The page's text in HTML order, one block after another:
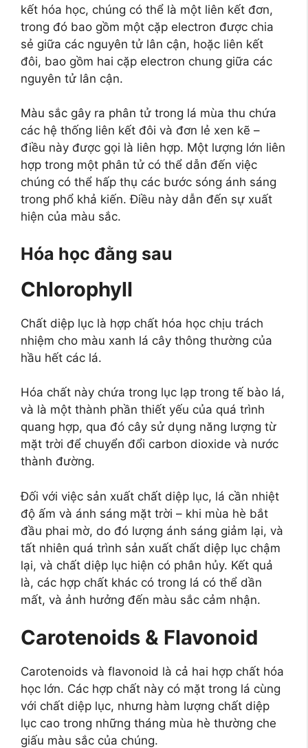
kết hóa học, chúng có thể là một liên kết đơn,
trong đó bao gồm một cặp electron được chia
sẻ giữa các nguyên tử lân cận, hoặc liên kết
đôi, bao gồm hai cặp electron chung giữa các
nguyên tử lân cận.
Màu sắc gây ra phân tử trong lá mùa thu chứa
các hệ thống liên kết đôi và đơn lẻ xen kẽ –
điều này được gọi là liên hợp. Một lượng lớn liên
hợp trong một phân tử có thể dẫn đến việc
chúng có thể hấp thụ các bước sóng ánh sáng
trong phổ khả kiến. Điều này dẫn đến sự xuất
hiện của màu sắc.
Hóa học đằng sau
Chlorophyll
Chất diệp lục là hợp chất hóa học chịu trách
nhiệm cho màu xanh lá cây thông thường của
hầu hết các lá.
Hóa chất này chứa trong lục lạp trong tế bào lá,
và là một thành phần thiết yếu của quá trình
quang hợp, qua đó cây sử dụng năng lượng từ
mặt trời để chuyển đổi carbon dioxide và nước
thành đường.
Đối với việc sản xuất chất diệp lục, lá cần nhiệt
độ ấm và ánh sáng mặt trời – khi mùa hè bắt
đầu phai mờ, do đó lượng ánh sáng giảm lại, và
tất nhiên quá trình sản xuất chất diệp lục chậm
lại, và chất diệp lục hiện có phân hủy. Kết quả
là, các hợp chất khác có trong lá có thể dần
mất, và ảnh hưởng đến màu sắc cảm nhận.
Carotenoids & Flavonoid
Carotenoids và flavonoid là cả hai hợp chất hóa
học lớn. Các hợp chất này có mặt trong lá cùng
với chất diệp lục, nhưng hàm lượng chất diệp
lục cao trong những tháng mùa hè thường che
giấu màu sắc của chúng.